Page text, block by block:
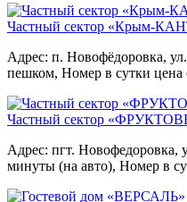
Частный сектор «Крым-
Адрес: п. Новофёдоровка,
пешком, Номер в сутки цена
Частный сектор
Адрес: пгт. Новофедоровка,
минуты (на авто), Номер в